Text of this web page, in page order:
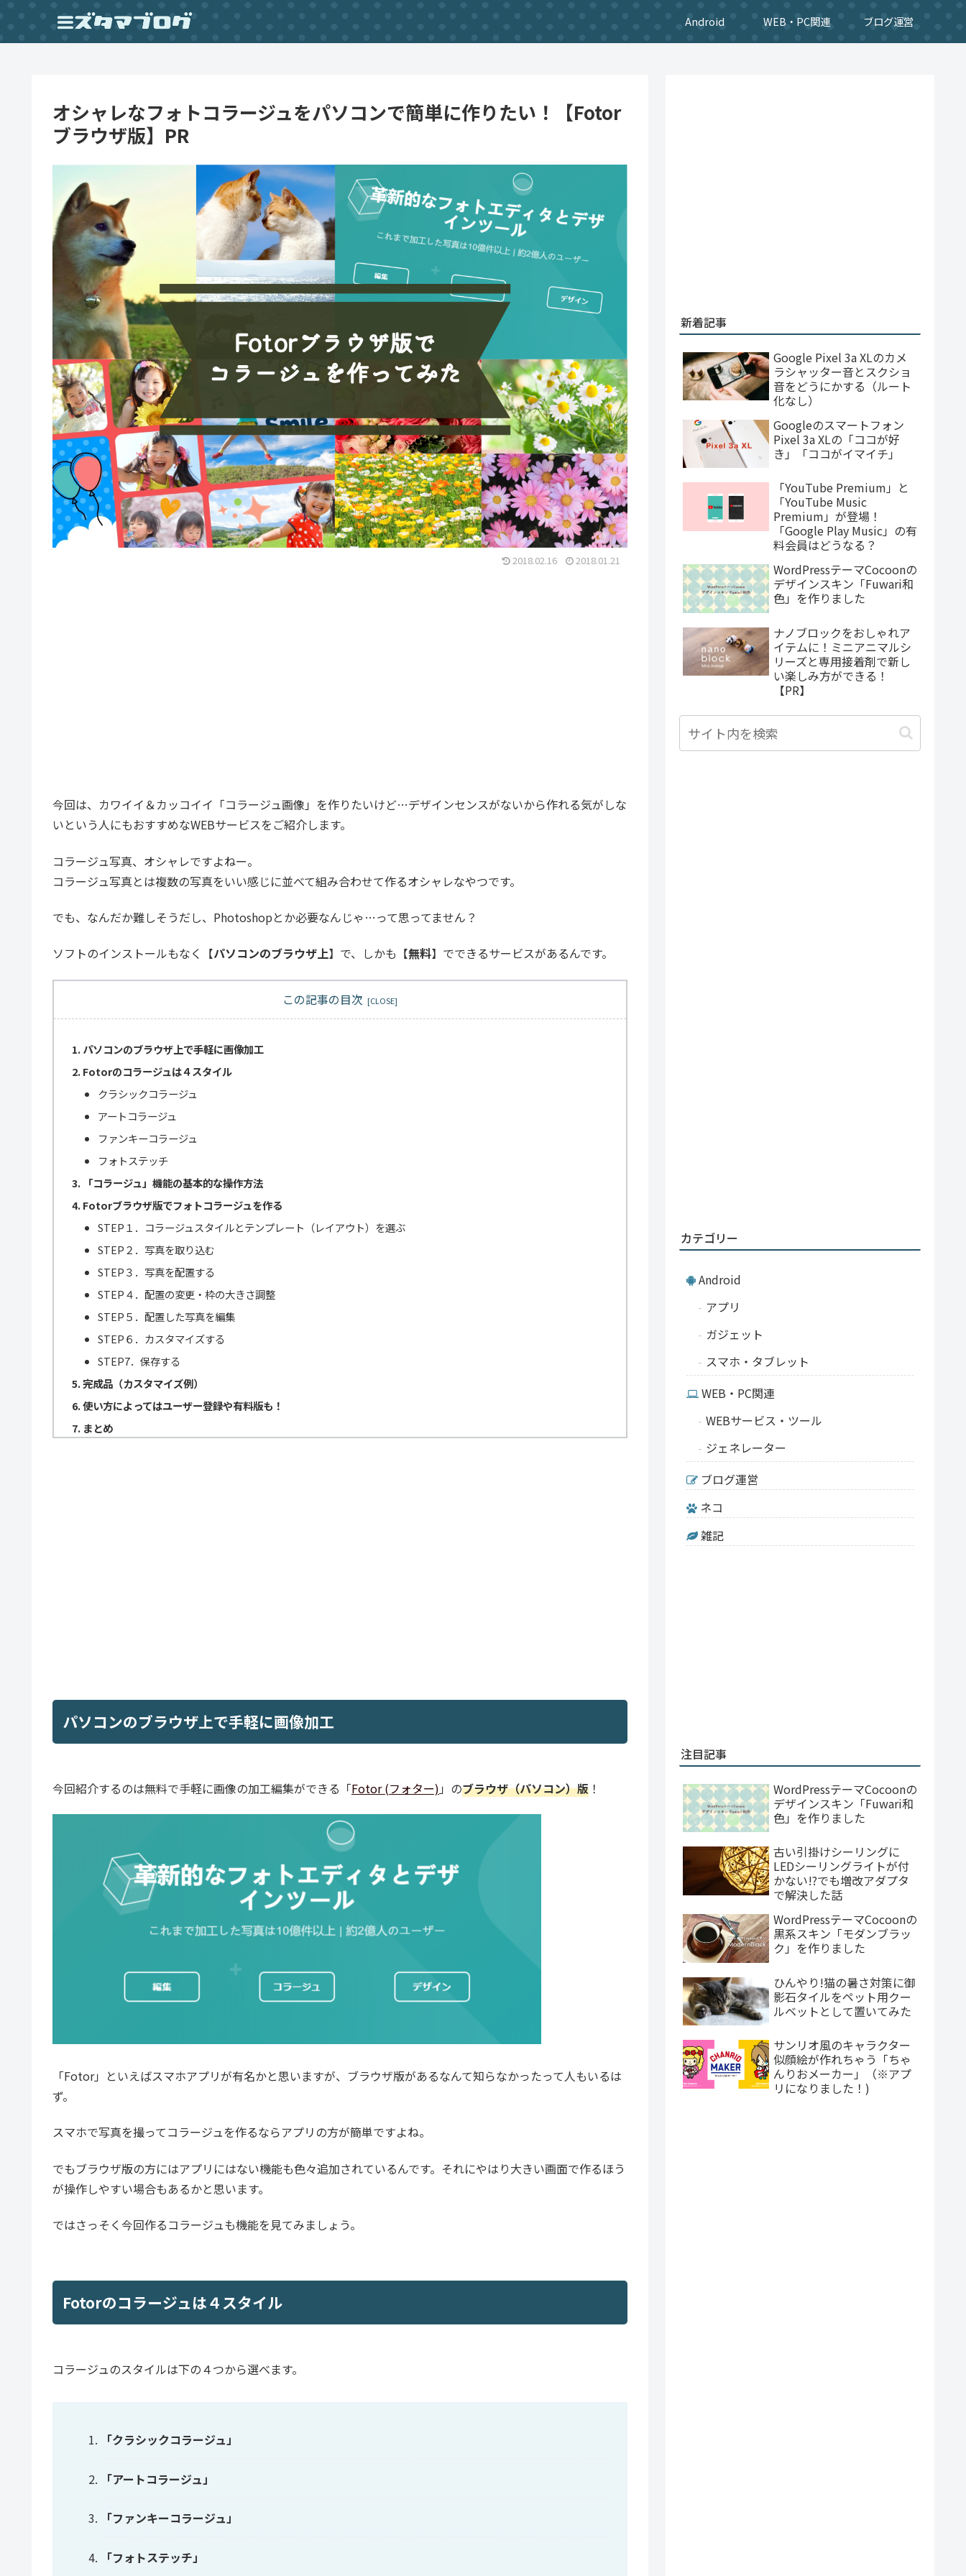
Android WEB・PC関連 ブログ運営
オシャレなフォトコラージュをパソコンで簡単に作りたい！【Fotor
ブラウザ版】PR
2018.02.16 2018.01.21
今回は、カワイイ＆カッコイイ「コラージュ画像」を作りたいけど…デザインセンスがないから作れる気がしな
いという人にもおすすめなWEBサービスをご紹介します。
コラージュ写真、オシャレですよねー。
コラージュ写真とは複数の写真をいい感じに並べて組み合わせて作るオシャレなやつです。
でも、なんだか難しそうだし、Photoshopとか必要なんじゃ…って思ってません？
ソフトのインストールもなく【パソコンのブラウザ上】で、しかも【無料】でできるサービスがあるんです。
この記事の目次
パソコンのブラウザ上で手軽に画像加工
Fotorのコラージュは４スタイル
クラシックコラージュ
アートコラージュ
ファンキーコラージュ
フォトステッチ
「コラージュ」機能の基本的な操作方法
Fotorブラウザ版でフォトコラージュを作る
STEP１．コラージュスタイルとテンプレート（レイアウト）を選ぶ
STEP２．写真を取り込む
STEP３．写真を配置する
STEP４．配置の変更・枠の大きさ調整
STEP５．配置した写真を編集
STEP６．カスタマイズする
STEP7．保存する
完成品（カスタマイズ例）
使い方によってはユーザー登録や有料版も！
まとめ
パソコンのブラウザ上で手軽に画像加工
今回紹介するのは無料で手軽に画像の加工編集ができる「Fotor (フォター) 」のブラウザ（パソコン）版 ！
「Fotor」といえばスマホアプリが有名かと思いますが、ブラウザ版があるなんて知らなかったって人もいるは
ず。
スマホで写真を撮ってコラージュを作るならアプリの方が簡単ですよね。
でもブラウザ版の方にはアプリにはない機能も色々追加されているんです。それにやはり大きい画面で作るほう
が操作しやすい場合もあるかと思います。
ではさっそく今回作るコラージュも機能を見てみましょう。
Fotorのコラージュは４スタイル
コラージュのスタイルは下の４つから選べます。
「クラシックコラージュ」
「アートコラージュ」
「ファンキーコラージュ」
「フォトステッチ」
新着記事
Google Pixel 3a XLのカメ
ラシャッター音とスクショ
音をどうにかする（ルート
化なし）
Googleのスマートフォン
Pixel 3a XLの「ココが好
き」「ココがイマイチ」
「YouTube Premium」と
「YouTube Music
Premium」が登場！
「Google Play Music」の有
料会員はどうなる？
WordPressテーマCocoonの
デザインスキン「Fuwari和
色」を作りました
ナノブロックをおしゃれア
イテムに！ミニアニマルシ
リーズと専用接着剤で新し
い楽しみ方ができる！
【PR】
カテゴリー
Android
アプリ
ガジェット
スマホ・タブレット
WEB・PC関連
WEBサービス・ツール
ジェネレーター
ブログ運営
ネコ
雑記
注目記事
WordPressテーマCocoonの
デザインスキン「Fuwari和
色」を作りました
古い引掛けシーリングに
LEDシーリングライトが付
かない!?でも増改アダプタ
で解決した話
WordPressテーマCocoonの
黒系スキン「モダンブラッ
ク」を作りました
ひんやり!猫の暑さ対策に御
影石タイルをペット用クー
ルベットとして置いてみた
サンリオ風のキャラクター
似顔絵が作れちゃう「ちゃ
んりおメーカー」（※アプ
リになりました！)